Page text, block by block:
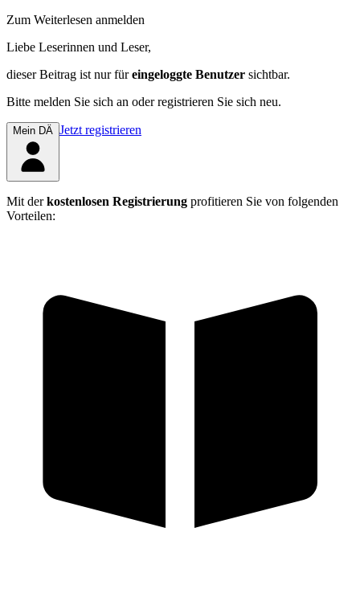
Zum Weiterlesen anmelden
Liebe Leserinnen und Leser,
dieser Beitrag ist nur füreingeloggte Benutzer sichtbar.
Bitte melden Sie sich an oder registrieren Sie sich neu.
Mein DÄ Jetzt registrieren
Mit derkostenlosen Registrierung profitieren Sie von folgenden
Vorteilen: